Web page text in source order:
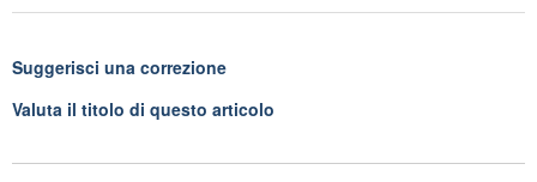
Suggerisci una correzione
Valuta il titolo di questo articolo